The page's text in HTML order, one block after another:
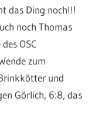
das Ding noch!!!
noch Thomas
OSC
zum
und
Görlich, 6:8, das